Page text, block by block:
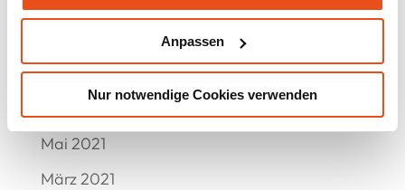
Anpassen
Nur notwendige Cookies verwenden
Juli 2021
Mai 2021
März 2021